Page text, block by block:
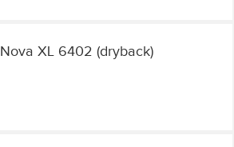
Nova XL 6402 (dryback)